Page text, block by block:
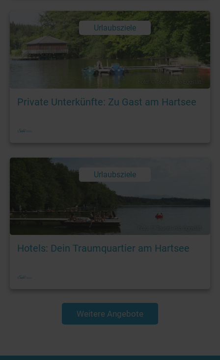
Urlaubsziele
Foto: © Tourist-Info Eggstätt
Private Unterkünfte: Zu Gast am Hartsee
Urlaubsziele
Hotels: Dein Traumquartier am Hartsee
Weitere Angebote